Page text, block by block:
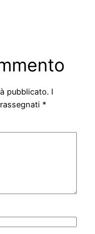
pubblicato. I
*